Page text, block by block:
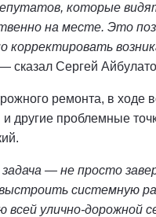
которые
на месте. Это
корректировать
сказал Сергей
ремонта, в ходе
другие проблемные
задача — не просто
системную
всей улично-дорожной